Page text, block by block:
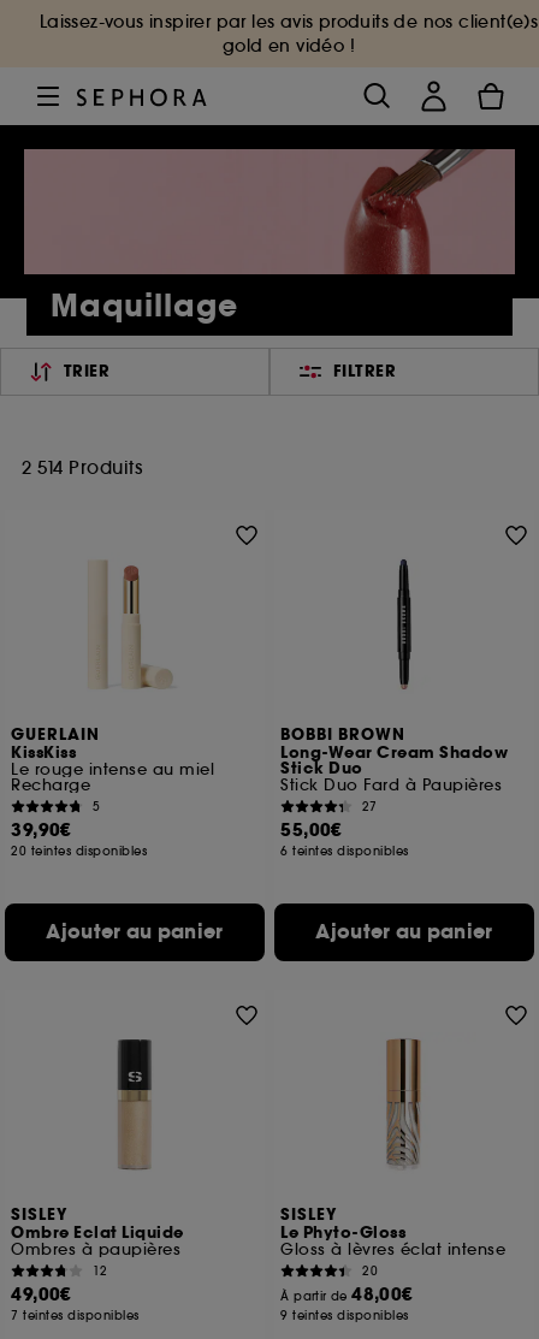
Laissez-vous inspirer par les avis produits de nos client(e)s
gold en vidéo !
Maquillage
TRIER FILTRER
2 514 Produits
GUERLAIN
KissKiss
Le rouge intense au miel
Recharge
5
39,90€
20 teintes disponibles
Ajouter au panier
BOBBI BROWN
Long-Wear Cream Shadow
Stick Duo​
Stick Duo Fard à Paupières
27
55,00€
6 teintes disponibles
Ajouter au panier
SISLEY
Ombre Eclat Liquide
Ombres à paupières
12
49,00€
7 teintes disponibles
SISLEY
Le Phyto-Gloss
Gloss à lèvres éclat intense
20
À partir de48,00€
9 teintes disponibles